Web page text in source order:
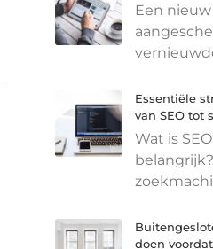
Een
Essentiële
van SEO tot
Wat is
doen